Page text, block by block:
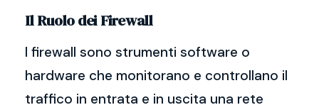
Il Ruolo dei Firewall
I firewall sono strumenti software o
hardware che monitorano e controllano il
traffico in entrata e in uscita una rete